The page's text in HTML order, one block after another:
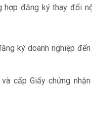
hợp đăng ký thay đổi
ký doanh nghiệp
cấp Giấy chứng